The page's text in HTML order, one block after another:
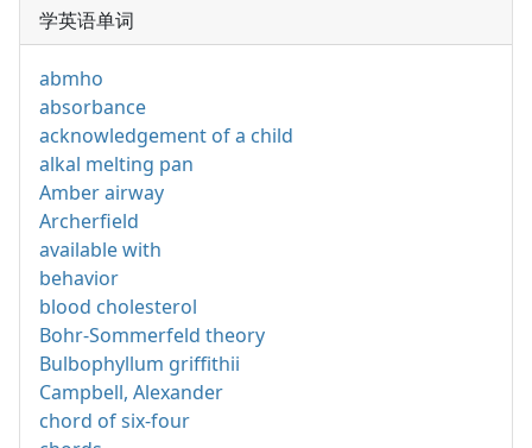
学英语单词
abmho
absorbance
acknowledgement of a child
alkal melting pan
Amber airway
Archerfield
available with
behavior
blood cholesterol
Bohr-Sommerfeld theory
Bulbophyllum griffithii
Campbell, Alexander
chord of six-four